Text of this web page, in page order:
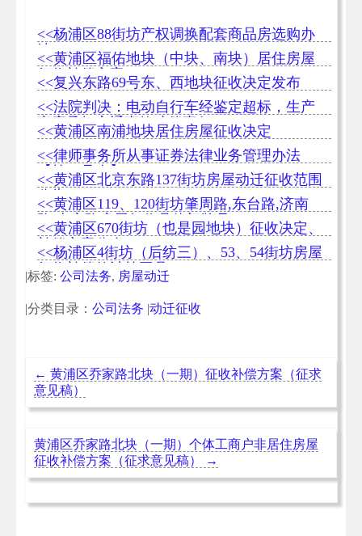
<<杨浦区88街坊产权调换配套商品房选购办
<<黄浦区福佑地块（中块、南块）居住房屋
征收补偿方案
<<复兴东路69号东、西地块征收决定发布
<<法院判决：电动自行车经鉴定超标，生产
商应承担交通事故赔偿责任
<<黄浦区南浦地块居住房屋征收决定
<<律师事务所从事证券法律业务管理办法
【第41号令】
<<黄浦区北京东路137街坊房屋动迁征收范围
公告
<<黄浦区119、120街坊肇周路,东台路,济南
路,吉安路房屋征收具体门牌号
<<黄浦区670街坊（也是园地块）征收决定、
补偿方案公布
<<杨浦区4街坊（后纺三）、53、54街坊房屋
征收补偿款计算工具
|标签: 公司法务, 房屋动迁
|分类目录： 公司法务 |动迁征收
← 黄浦区乔家路北块（一期）征收补偿方案（征求
意见稿）
黄浦区乔家路北块（一期）个体工商户非居住房屋
征收补偿方案（征求意见稿）
→